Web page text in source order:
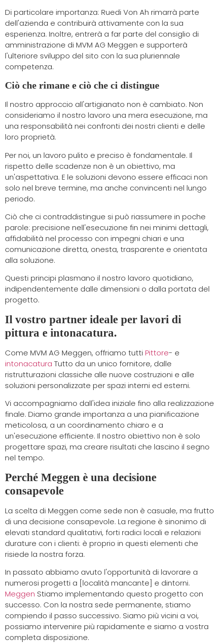
Di particolare importanza: Ruedi Von Ah rimarrà parte
dell'azienda e contribuirà attivamente con la sua
esperienza. Inoltre, entrerà a far parte del consiglio di
amministrazione di MVM AG Meggen e supporterà
l'ulteriore sviluppo del sito con la sua pluriennale
competenza.
Ciò che rimane e ciò che ci distingue
Il nostro approccio all'artigianato non è cambiato. Non
consideriamo il nostro lavoro una mera esecuzione, ma
una responsabilità nei confronti dei nostri clienti e delle
loro proprietà.
Per noi, un lavoro pulito e preciso è fondamentale. Il
rispetto delle scadenze non è un obiettivo, ma
un'aspettativa. E le soluzioni devono essere efficaci non
solo nel breve termine, ma anche convincenti nel lungo
periodo.
Ciò che ci contraddistingue si può riassumere in poche
parole: precisione nell'esecuzione fin nei minimi dettagli,
affidabilità nel processo con impegni chiari e una
comunicazione diretta, onesta, trasparente e orientata
alla soluzione.
Questi principi plasmano il nostro lavoro quotidiano,
indipendentemente dalle dimensioni o dalla portata del
progetto.
Il vostro partner ideale per lavori di
pittura e intonacatura.
Come MVM AG Meggen, offriamo tutti Pittore- e
intonacatura Tutto da un unico fornitore, dalle
ristrutturazioni classiche alle nuove costruzioni e alle
soluzioni personalizzate per spazi interni ed esterni.
Vi accompagniamo dall'idea iniziale fino alla realizzazione
finale. Diamo grande importanza a una pianificazione
meticolosa, a un coordinamento chiaro e a
un'esecuzione efficiente. Il nostro obiettivo non è solo
progettare spazi, ma creare risultati che lascino il segno
nel tempo.
Perché Meggen è una decisione
consapevole
La scelta di Meggen come sede non è casuale, ma frutto
di una decisione consapevole. La regione è sinonimo di
elevati standard qualitativi, forti radici locali e relazioni
durature con i clienti: è proprio in questi elementi che
risiede la nostra forza.
In passato abbiamo avuto l'opportunità di lavorare a
numerosi progetti a [località mancante] e dintorni.
Meggen Stiamo implementando questo progetto con
successo. Con la nostra sede permanente, stiamo
compiendo il passo successivo. Siamo più vicini a voi,
possiamo intervenire più rapidamente e siamo a vostra
completa disposizione.